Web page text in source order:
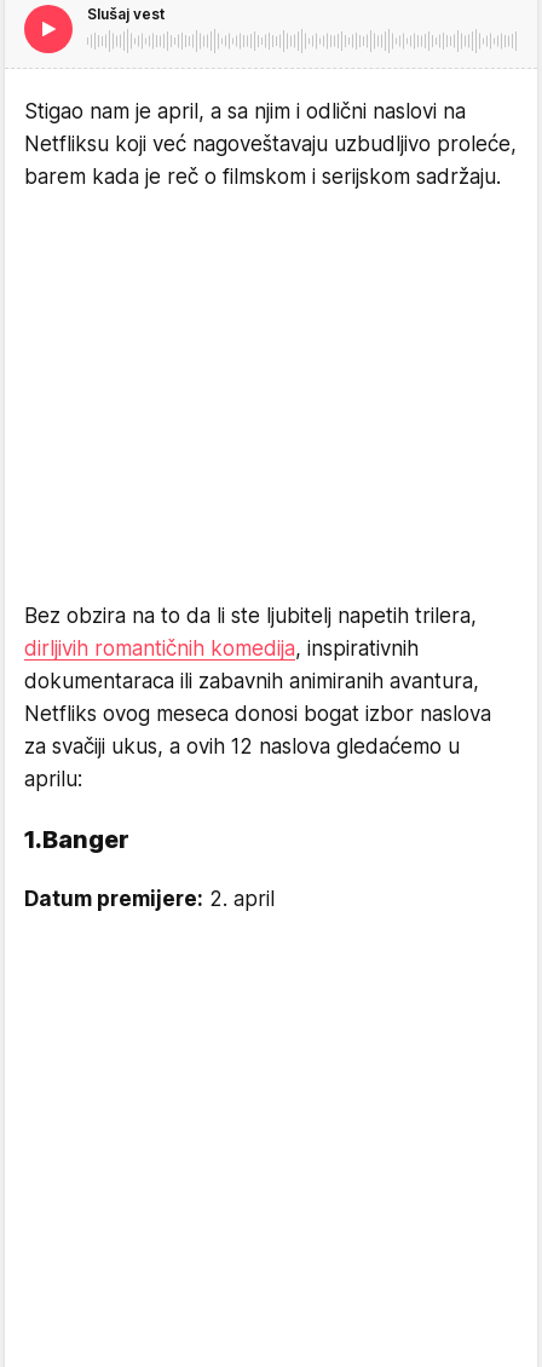
Slušaj vest
Stigao nam je april, a sa njim i odlični naslovi na
Netfliksu koji već nagoveštavaju uzbudljivo proleće,
barem kada je reč o filmskom i serijskom sadržaju.
Bez obzira na to da li ste ljubitelj napetih trilera,
dirljivih romantičnih komedija, inspirativnih
dokumentaraca ili zabavnih animiranih avantura,
Netfliks ovog meseca donosi bogat izbor naslova
za svačiji ukus, a ovih 12 naslova gledaćemo u
aprilu:
1.Banger
Datum premijere: 2. april